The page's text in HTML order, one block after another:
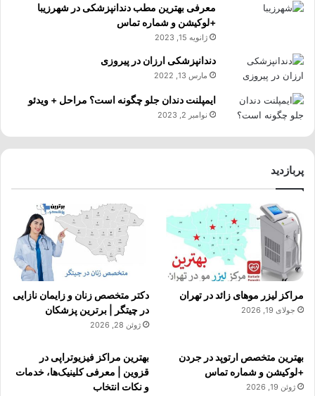
معرفی بهترین مطب دندانپزشکی در شهرزیبا
+لوکیشن و شماره تماس
ژانویه 15, 2023
دندانپزشکی ارزان در پیروزی
مارس 13, 2022
ایمپلنت دندان جلو چگونه است؟ مراحل + ویدئو
نوامبر 2, 2023
پربازدید
مراکز لیزر موهای زائد در تهران
جولای 19, 2026
دکتر متخصص زنان و زایمان نازایی
در چیتگر | برترین پزشکان
ژوئن 28, 2026
بهترین متخصص ارتوپد در جردن
+لوکیشن و شماره تماس
ژوئن 19, 2026
بهترین مراکز فیزیوتراپی در
قزوین | معرفی کلینیک‌ها، خدمات
و نکات انتخاب